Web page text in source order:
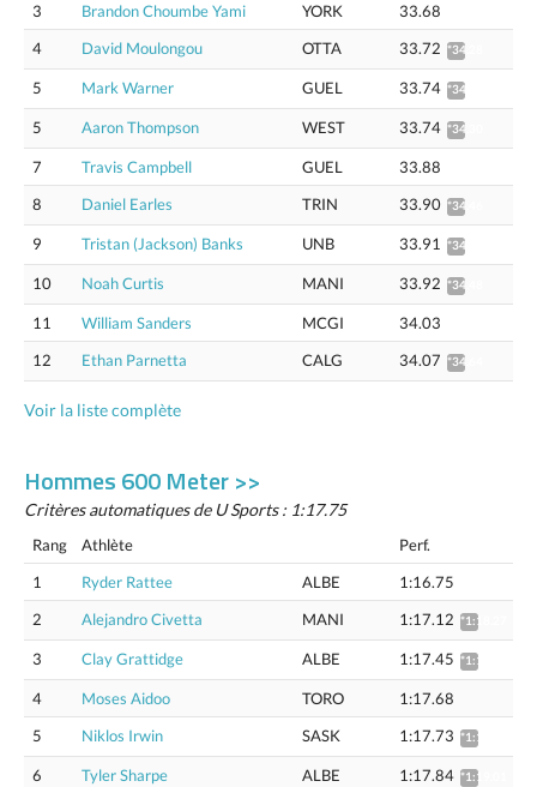
3 Brandon Choumbe Yami YORK
33.68
4
David Moulongou OTTA 33.72 *34.28
5 Mark Warner GUEL 33.74 *34.30
5 Aaron Thompson WEST 33.74 *34.30
7 Travis Campbell GUEL
33.88
8
Daniel Earles TRIN 33.90 *34.46
9 Tristan (Jackson) Banks UNB 33.91 *34.47
10 Noah Curtis MANI 33.92 *34.48
11 William Sanders MCGI
34.03
12
Ethan Parnetta CALG 34.07 *34.64
Voir la liste complète
Hommes 600 Meter >>
Critères automatiques de U Sports : 1:17.75
Rang Athlète
Perf.
1
Ryder Rattee ALBE
1:16.75
2
Alejandro Civetta MANI 1:17.12 *1:18.27
3 Clay Grattidge ALBE 1:17.45 *1:18.61
4 Moses Aidoo TORO
1:17.68
5
Niklos Irwin SASK 1:17.73 *1:18.89
6 Tyler Sharpe ALBE 1:17.84 *1:19.01